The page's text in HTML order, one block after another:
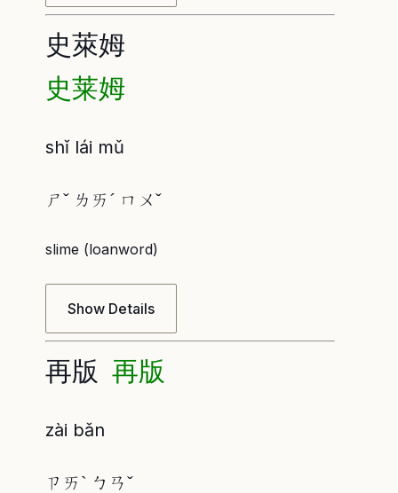
史萊姆
史莱姆
shǐ lái mǔ
ㄕˇ ㄌㄞˊ ㄇㄨˇ
slime (loanword)
Show Details
再版 再版
zài bǎn
ㄗㄞˋ ㄅㄢˇ